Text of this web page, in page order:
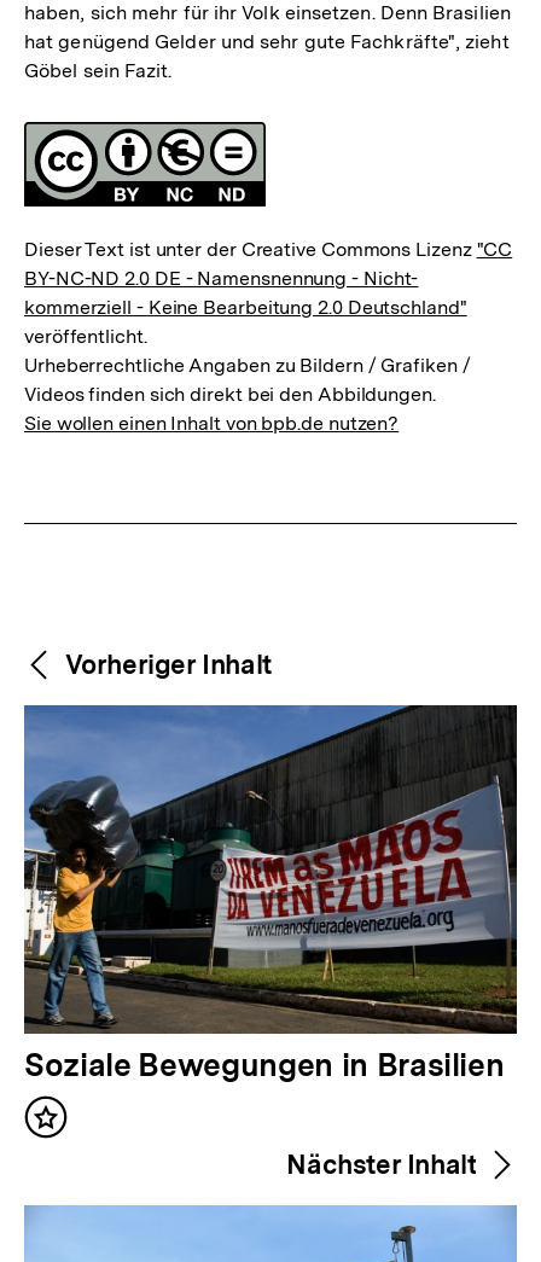
haben, sich mehr für ihr Volk einsetzen. Denn Brasilien
hat genügend Gelder und sehr gute Fachkräfte", zieht
Göbel sein Fazit.
Fussnoten
Lizenz
Dieser Text ist unter der Creative Commons Lizenz "CC
BY-NC-ND 2.0 DE - Namensnennung - Nicht-
kommerziell - Keine Bearbeitung 2.0 Deutschland"
veröffentlicht.
Urheberrechtliche Angaben zu Bildern / Grafiken /
Videos finden sich direkt bei den Abbildungen.
Sie wollen einen Inhalt von bpb.de nutzen?
Weitere
Inhalte
Content-
Navigation
Vorheriger Inhalt
V
o
r
e
Soziale Bewegungen in Brasilien
Inhalt
Nächster Inhalt